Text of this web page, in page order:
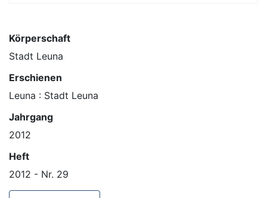
Körperschaft
Stadt Leuna
Erschienen
Leuna : Stadt Leuna
Jahrgang
2012
Heft
2012 - Nr. 29